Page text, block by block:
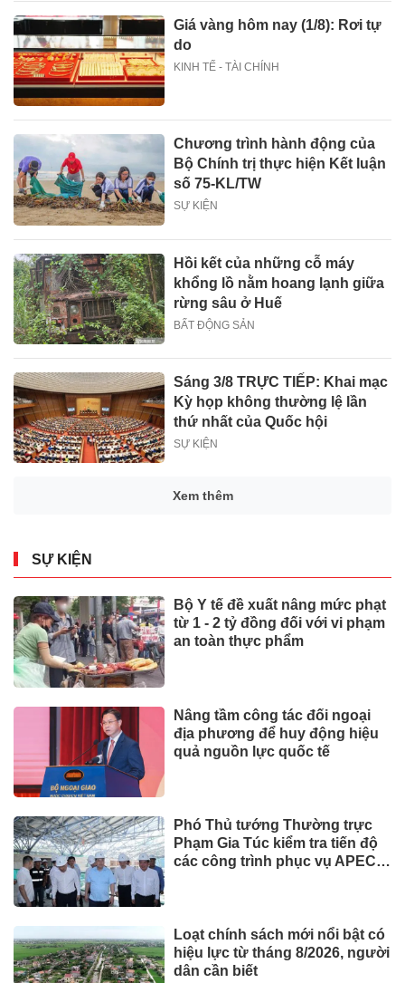
Giá vàng hôm nay (1/8): Rơi tự
do
KINH TẾ - TÀI CHÍNH
Chương trình hành động của
Bộ Chính trị thực hiện Kết luận
số 75-KL/TW
SỰ KIỆN
Hồi kết của những cỗ máy
khổng lồ nằm hoang lạnh giữa
rừng sâu ở Huế
BẤT ĐỘNG SẢN
Sáng 3/8 TRỰC TIẾP: Khai mạc
Kỳ họp không thường lệ lần
thứ nhất của Quốc hội
SỰ KIỆN
Xem thêm
SỰ KIỆN
Bộ Y tế đề xuất nâng mức phạt
từ 1 - 2 tỷ đồng đối với vi phạm
an toàn thực phẩm
Nâng tầm công tác đối ngoại
địa phương để huy động hiệu
quả nguồn lực quốc tế
Phó Thủ tướng Thường trực
Phạm Gia Túc kiểm tra tiến độ
các công trình phục vụ APEC
Loạt chính sách mới nổi bật có
hiệu lực từ tháng 8/2026, người
dân cần biết